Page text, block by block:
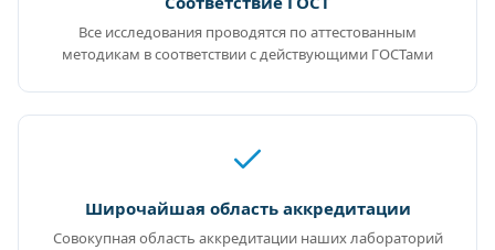
Все исследования проводятся по аттестованным
методикам в соответствии с действующими ГОСТами
Широчайшая область аккредитации
Совокупная область аккредитации наших лабораторий